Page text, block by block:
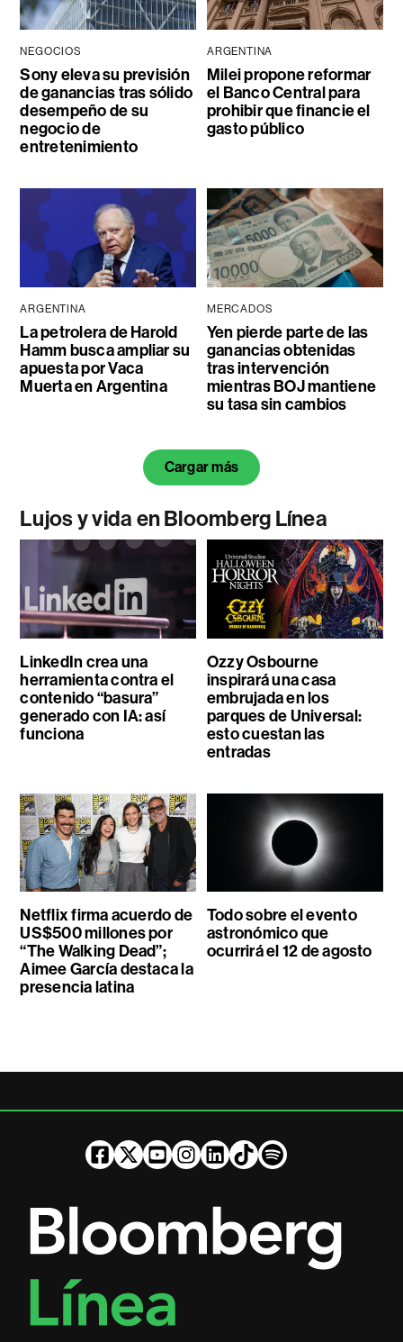
NEGOCIOS
Sony eleva su previsión
de ganancias tras sólido
desempeño de su
negocio de
entretenimiento
ARGENTINA
Milei propone reformar
el Banco Central para
prohibir que financie el
gasto público
ARGENTINA
La petrolera de Harold
Hamm busca ampliar su
apuesta por Vaca
Muerta en Argentina
MERCADOS
Yen pierde parte de las
ganancias obtenidas
tras intervención
mientras BOJ mantiene
su tasa sin cambios
Cargar más
Lujos y vida en Bloomberg Línea
LinkedIn crea una
herramienta contra el
contenido “basura”
generado con IA: así
funciona
Ozzy Osbourne
inspirará una casa
embrujada en los
parques de Universal:
esto cuestan las
entradas
Netflix firma acuerdo de
US$500 millones por
“The Walking Dead”;
Aimee García destaca la
presencia latina
Todo sobre el evento
astronómico que
ocurrirá el 12 de agosto